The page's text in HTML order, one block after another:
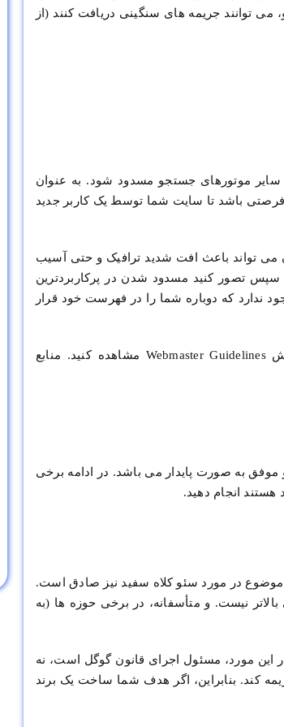
توانند جریمه های سنگینی دریافت کنند (از
موتورهای جستجو مسدود شود. به عنوان
فرصتی باشد تا سایت شما توسط یک کاربر جدید
تواند باعث افت شدید ترافیک و حتی آسیب
سپس تصور کنید مسدود شدن در پرکاربردترین
ندارد که دوباره شما را در فهرست خود قرار
چرا باید چنین ریسکی کرد؟ توضیحات کامل تکنیک های مورد تایید گوگل را می توانید در بخش Webmaster Guidelines مشاهده کنید. منابع
به صورت پایدار می باشد. در ادامه برخی
هستند انجام دهید.
موضوع در مورد سئو کلاه سفید نیز صادق است.
نیست. و متأسفانه، در برخی حوزه ها (به
این مورد، مسئول اجرای قانون گوگل است، نه
کند. بنابراین، اگر هدف شما ساخت یک برند